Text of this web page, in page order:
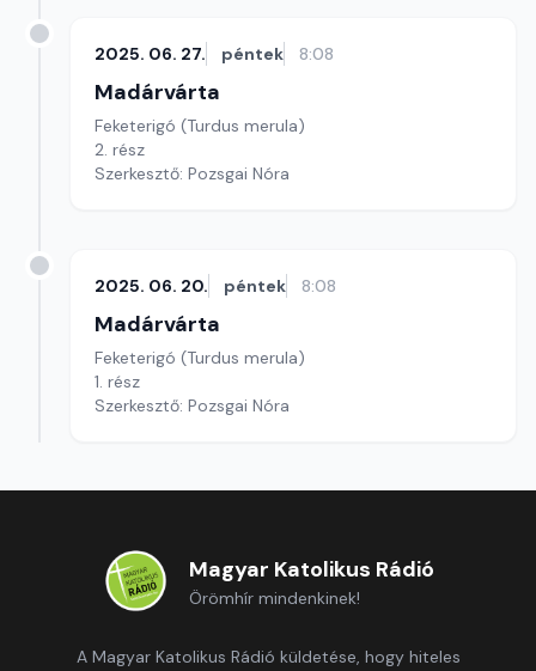
2025. 06. 27. péntek 8:08
Madárvárta
Feketerigó (Turdus merula)
2. rész
Szerkesztő: Pozsgai Nóra
2025. 06. 20. péntek 8:08
Madárvárta
Feketerigó (Turdus merula)
1. rész
Szerkesztő: Pozsgai Nóra
Magyar Katolikus Rádió
Örömhír mindenkinek!
A Magyar Katolikus Rádió küldetése, hogy hiteles